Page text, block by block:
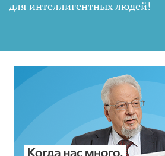
для интеллигентных людей!